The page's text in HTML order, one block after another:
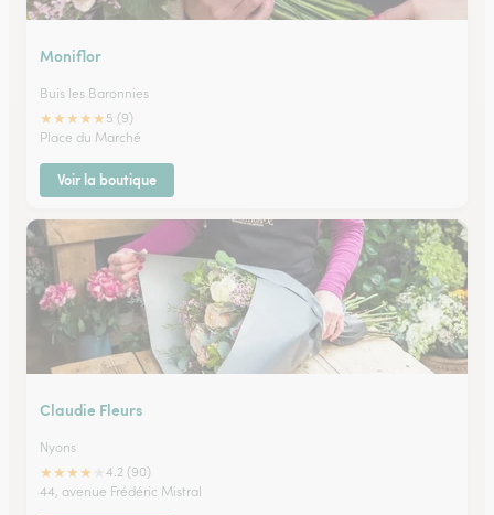
Moniflor
Buis les Baronnies
★★★★★ 5 (9)
Place du Marché
Voir la boutique
Claudie Fleurs
Nyons
★★★★
4.2 (90)
44, avenue Frédéric Mistral